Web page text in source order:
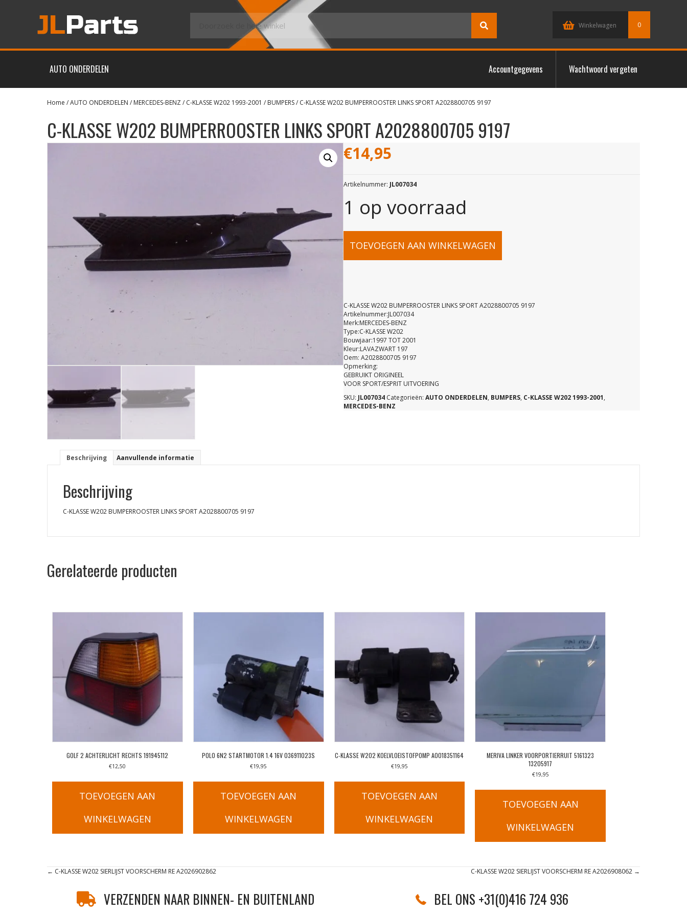
Winkelwagen 0
AUTO ONDERDELEN Accountgegevens Wachtwoord vergeten
Home /AUTO ONDERDELEN / MERCEDES-BENZ/ C-KLASSE W202 1993-2001 / BUMPERS/ C-KLASSE W202 BUMPERROOSTER LINKS SPORT A2028800705 9197
C-KLASSE W202 BUMPERROOSTER LINKS SPORT A2028800705 9197
€14,95
Artikelnummer: JL007034
1 op voorraad
C-
W202
BUMPERROOSTER
LINKS
SPORT
TOEVOEGEN AAN WINKELWAGEN
C-KLASSE W202 BUMPERROOSTER LINKS SPORT A2028800705 9197
Artikelnummer:JL007034
Merk:MERCEDES-BENZ
Type:C-KLASSE W202
Bouwjaar:1997 TOT 2001
Kleur:LAVAZWART 197
Oem: A2028800705 9197
Opmerking:
GEBRUIKT ORIGINEEL
VOOR SPORT/ESPRIT UITVOERING
SKU: JL007034 Categorieën: AUTO ONDERDELEN, BUMPERS, C-KLASSE W202 1993-2001,
MERCEDES-BENZ
Beschrijving Aanvullende informatie
Beschrijving
C-KLASSE W202 BUMPERROOSTER LINKS SPORT A2028800705 9197
Gerelateerde producten
GOLF 2 ACHTERLICHT RECHTS 191945112
€12,50
TOEVOEGEN AAN
WINKELWAGEN
POLO 6N2 STARTMOTOR 1.4 16V 036911023S
€19,95
TOEVOEGEN AAN
WINKELWAGEN
C-KLASSE W202 KOELVLOEISTOFPOMP A0018351164
€19,95
TOEVOEGEN AAN
WINKELWAGEN
MERIVA LINKER VOORPORTIERRUIT 5161323
13205917
€19,95
TOEVOEGEN AAN
WINKELWAGEN
Posts
navigation
← C-KLASSE W202 SIERLIJST VOORSCHERM RE A2026902862 C-KLASSE W202 SIERLIJST VOORSCHERM RE A2026908062 →
VERZENDEN NAAR BINNEN- EN BUITENLAND BEL ONS +31(0)416 724 936